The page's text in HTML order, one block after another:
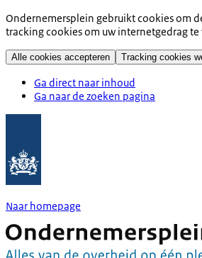
Ondernemersplein gebruikt cookies om
tracking cookies om uw internetgedrag
Alle cookies accepteren Tracking cookies
Ga direct naar inhoud
Ga naar de zoeken pagina
Naar homepage